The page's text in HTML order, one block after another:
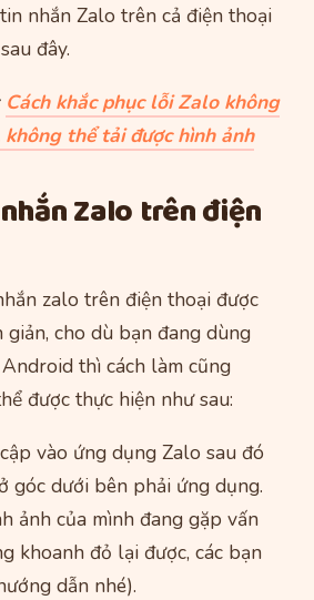
nhắn Zalo trên cả điện thoại
đây.
Cách khắc phục lỗi Zalo không
thể tải được hình ảnh
Zalo trên điện
zalo trên điện thoại được
cho dù bạn đang dùng
thì cách làm cũng
được thực hiện như sau:
vào ứng dụng Zalo sau đó
góc dưới bên phải ứng dụng.
ảnh của mình đang gặp vấn
khoanh đỏ lại được, các bạn
dẫn nhé).